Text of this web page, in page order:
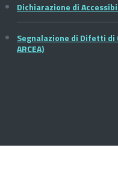
Dichiarazione di
Segnalazione di Difetti
ARCEA)